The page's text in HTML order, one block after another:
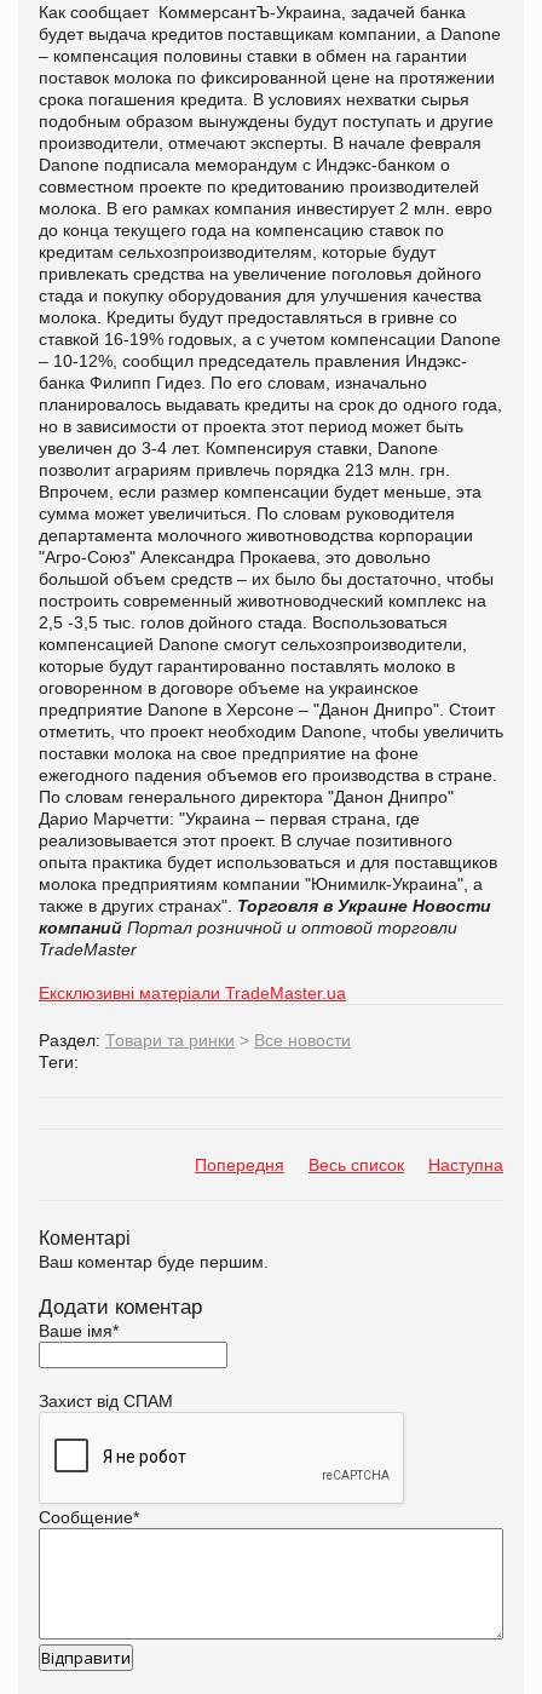
Как сообщает КоммерсантЪ-Украина, задачей банка
будет выдача кредитов поставщикам компании, а Danone
– компенсация половины ставки в обмен на гарантии
поставок молока по фиксированной цене на протяжении
срока погашения кредита. В условиях нехватки сырья
подобным образом вынуждены будут поступать и другие
производители, отмечают эксперты. В начале февраля
Danone подписала меморандум с Индэкс-банком о
совместном проекте по кредитованию производителей
молока. В его рамках компания инвестирует 2 млн. евро
до конца текущего года на компенсацию ставок по
кредитам сельхозпроизводителям, которые будут
привлекать средства на увеличение поголовья дойного
стада и покупку оборудования для улучшения качества
молока. Кредиты будут предоставляться в гривне со
ставкой 16-19% годовых, а с учетом компенсации Danone
– 10-12%, сообщил председатель правления Индэкс-
банка Филипп Гидез. По его словам, изначально
планировалось выдавать кредиты на срок до одного года,
но в зависимости от проекта этот период может быть
увеличен до 3-4 лет. Компенсируя ставки, Danone
позволит аграриям привлечь порядка 213 млн. грн.
Впрочем, если размер компенсации будет меньше, эта
сумма может увеличиться. По словам руководителя
департамента молочного животноводства корпорации
"Агро-Союз" Александра Прокаева, это довольно
большой объем средств – их было бы достаточно, чтобы
построить современный животноводческий комплекс на
2,5 -3,5 тыс. голов дойного стада. Воспользоваться
компенсацией Danone смогут сельхозпроизводители,
которые будут гарантированно поставлять молоко в
оговоренном в договоре объеме на украинское
предприятие Danone в Херсоне – "Данон Днипро". Стоит
отметить, что проект необходим Danone, чтобы увеличить
поставки молока на свое предприятие на фоне
ежегодного падения объемов его производства в стране.
По словам генерального директора "Данон Днипро"
Дарио Марчетти: "Украина – первая страна, где
реализовывается этот проект. В случае позитивного
опыта практика будет использоваться и для поставщиков
молока предприятиям компании "Юнимилк-Украина", а
также в других странах". Торговля в Украине Новости
компаний Портал розничной и оптовой торговли
TradeMaster
Ексклюзивні матеріали TradeMaster.ua
Раздел: Товари та ринки > Все новости
Теги:
Попередня Весь список Наступна
Коментарі
Ваш коментар буде першим.
Додати коментар
Ваше імя*
Захист від СПАМ
Сообщение*